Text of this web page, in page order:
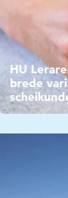
HU
brede